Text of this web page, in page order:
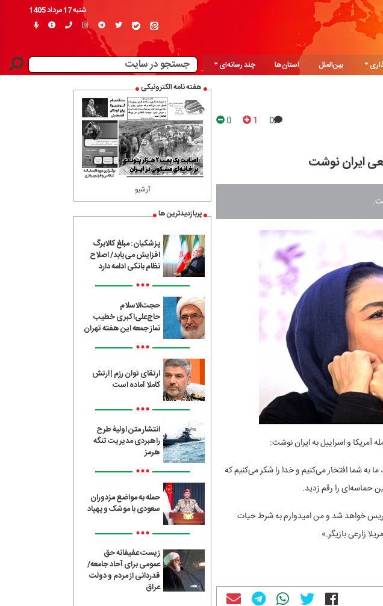
شنبه 17 مرداد 1405
بین‌الملل استان‌ها
چند رسانه‌ای
0
1
0
ایران نوشت
آمریکا و اسراییل به ایران نوشت:
به شما افتخار می‌کنیم و خدا را شکر می‌کنیم که
حماسه‌ای را رقم زدید.
خواهد شد و من امیدوارم به شرط حیات
زارعی بازیگر.»
هفته نامه الکترونیکی
آرشیو
پربازدیدترین ها
پزشکیان: مبلغ کالابرگ
افزایش می‌یابد/ اصلاح
نظام بانکی ادامه دارد
•••
حجت‌الاسلام
حاج‌علی‌اکبری خطیب
نماز جمعه این هفته تهران
•••
ارتقای توان رزم | ارتش
کاملا آماده است
•••
انتشار متن اولیۀ طرح
راهبردی مدیریت تنگه
هرمز
•••
حمله به مواضع مزدوران
سعودی با موشک و پهپاد
•••
زیست عفیفانه حق
عمومی برای آحاد جامعه/
قدردانی از مردم و دولت
عراق